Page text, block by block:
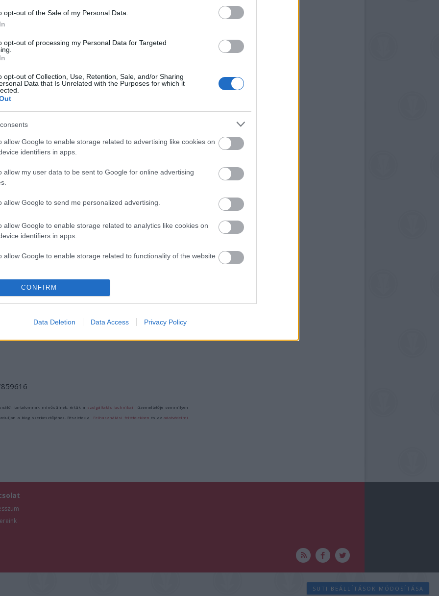
opt-out of the Sale of my Personal Data.
opt-out of processing my Personal Data for Targeted
opt-out of Collection, Use, Retention, Sale, and/or Sharing
Data that Is Unrelated with the Purposes for which it
allow Google to enable storage related to advertising like cookies on
identifiers in apps.
allow my user data to be sent to Google for online advertising
allow Google to send me personalized advertising.
allow Google to enable storage related to analytics like cookies on
identifiers in apps.
allow Google to enable storage related to functionality of the website
allow Google to enable storage related to personalization.
functionality and fraud prevention, and other user protection.
CONFIRM
Data Deletion Data Access Privacy Policy
ELSTARTOLT A
MŰVÉSZETEK
VÖLGYE
AZ EMBERSÉG
VASÁRNAP ZÁRT
A DOMBOS FEST
tartalomnak minősülnek, értük a szolgáltatás technikai üzemeltetője semmilyen
a blog szerkesztőjéhez. Részletek a Felhasználási feltételekben és azadatvédelmi
SÜTI BEÁLLÍTÁSOK MÓDOSÍTÁSA